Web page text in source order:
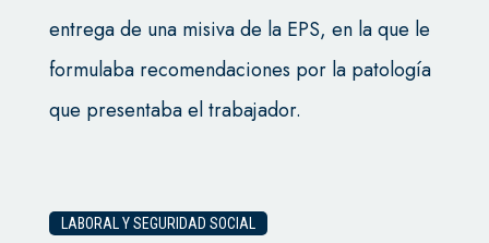
entrega de una misiva de la EPS, en la que le
formulaba recomendaciones por la patología
que presentaba el trabajador.
LABORAL Y SEGURIDAD SOCIAL